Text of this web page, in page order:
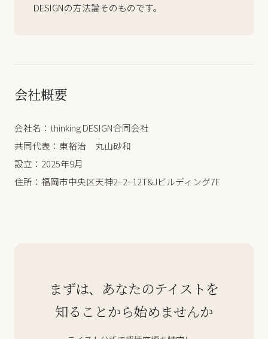
DESIGNの方法論そのものです。
会社概要
会社名：thinking DESIGN合同会社
共同代表：東裕治 丸山砂和
設立：2025年9月
住所：福岡市中央区天神2−2−12T&Jビルディング7F
まずは、あなたのテイストを
知ることから始めませんか